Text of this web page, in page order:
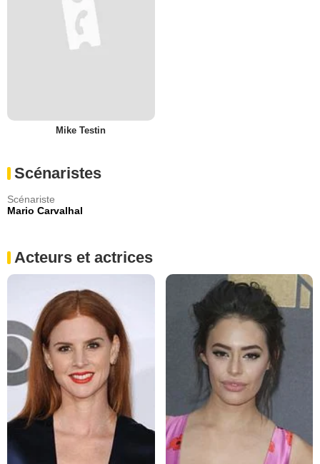
Mike Testin
Scénaristes
Scénariste
Mario Carvalhal
Acteurs et actrices